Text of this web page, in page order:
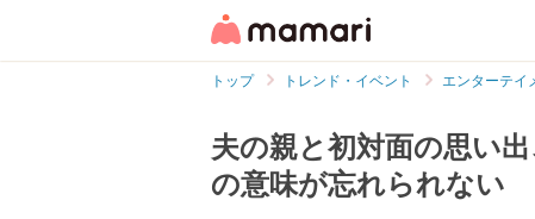
トップ トレンド・イベント エンターテイ
夫の親と初対面の思い
の意味が忘れられない